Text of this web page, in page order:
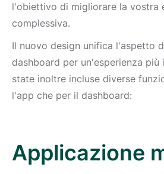
l'obiettivo di migliorare la vostra
complessiva.
Il nuovo design unifica l'aspetto
dashboard per un'esperienza più
state inoltre incluse diverse
l'app che per il dashboard:
Applicazione